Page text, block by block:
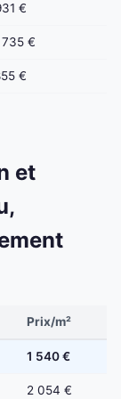
€
€
€
et
Prix/m²
1 540 €
2 054 €